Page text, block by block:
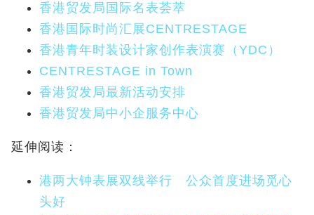
香港贸发局国际名表荟萃
香港国际时尚汇展CENTRESTAGE
香港青年时装设计家创作表演赛（YDC）
CENTRESTAGE in Town
香港贸发局最新活动安排
香港贸发局中小企服务中心
延伸阅读：
港两大钟表展双线举行 公众首度进场觅心
头好